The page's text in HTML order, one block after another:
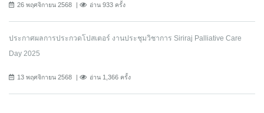
26 พฤศจิกายน 2568 อ่าน 933 ครั้ง
ประกาศผลการประกวดโปสเตอร์ งานประชุมวิชาการ Siriraj Palliative Care
Day 2025
13 พฤศจิกายน 2568 อ่าน 1,366 ครั้ง